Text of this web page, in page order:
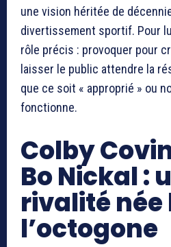
une vision héritée de
divertissement sportif. Pour
rôle précis : provoquer pour
laisser le public attendre la
que ce soit « approprié » ou
fonctionne.
Colby
Bo Nickal :
rivalité née
l’octogone